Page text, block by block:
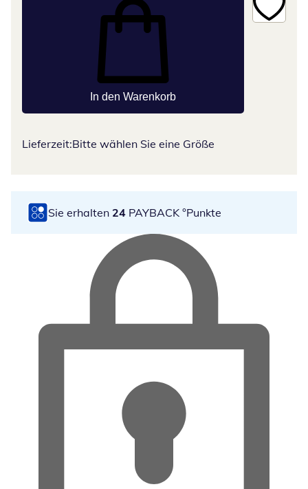
In den Warenkorb
Lieferzeit:Bitte wählen Sie eine Größe
Sie erhalten 24 PAYBACK °Punkte